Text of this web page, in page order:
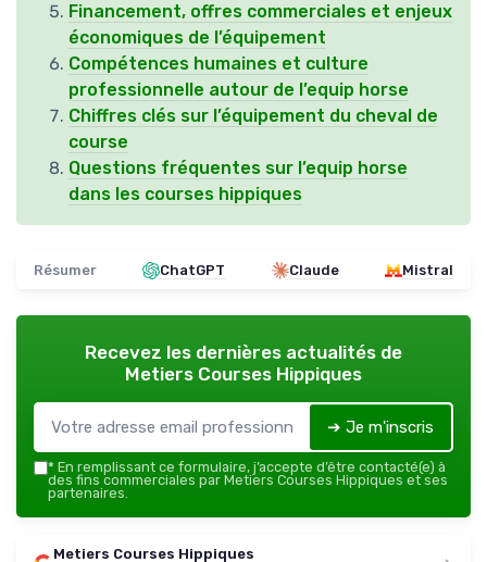
Financement, offres commerciales et enjeux
économiques de l’équipement
Compétences humaines et culture
professionnelle autour de l’equip horse
Chiffres clés sur l’équipement du cheval de
course
Questions fréquentes sur l’equip horse
dans les courses hippiques
Résumer ChatGPT Claude Mistral
Recevez les dernières actualités de
Metiers Courses Hippiques
➔ Je m'inscris
* En remplissant ce formulaire, j’accepte d’être contacté(e) à
des fins commerciales par Metiers Courses Hippiques et ses
partenaires.
Metiers Courses Hippiques